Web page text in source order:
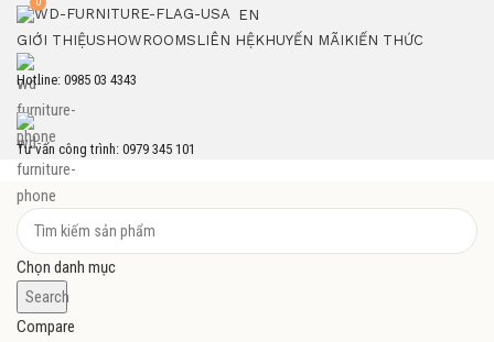
EN
GIỚI THIỆUSHOWROOMS LIÊN HỆKHUYẾN MÃI KIẾN THỨC
Hotline: 0985 03 4343
Tư vấn công trình: 0979 345 101
Chọn danh mục
Search
Compare
0